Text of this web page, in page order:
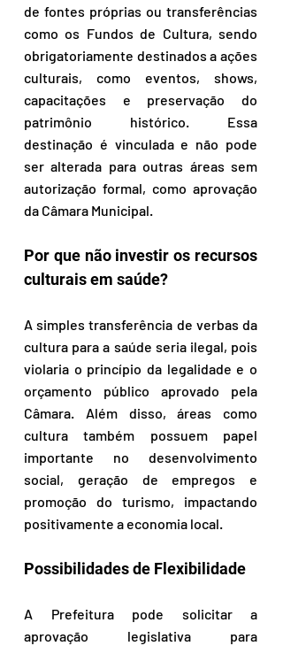
de fontes próprias ou transferências
como os Fundos de Cultura, sendo
obrigatoriamente destinados a ações
culturais, como eventos, shows,
capacitações e preservação do
patrimônio histórico. Essa
destinação é vinculada e não pode
ser alterada para outras áreas sem
autorização formal, como aprovação
da Câmara Municipal.
Por que não investir os recursos
culturais em saúde?
A simples transferência de verbas da
cultura para a saúde seria ilegal, pois
violaria o princípio da legalidade e o
orçamento público aprovado pela
Câmara. Além disso, áreas como
cultura também possuem papel
importante no desenvolvimento
social, geração de empregos e
promoção do turismo, impactando
positivamente a economia local.
Possibilidades de Flexibilidade
A Prefeitura pode solicitar a
aprovação legislativa para